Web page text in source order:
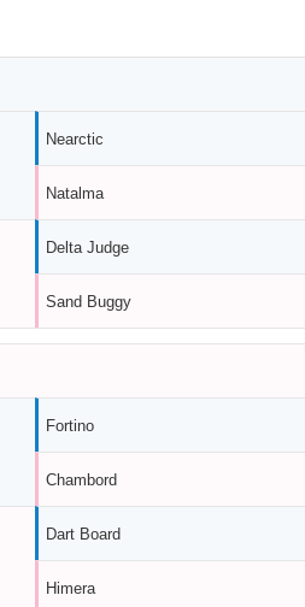
Nearctic
Natalma
Delta Judge
Sand Buggy
Fortino
Chambord
Dart Board
Himera